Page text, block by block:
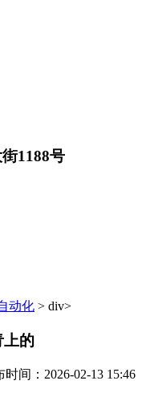
1188号
动化 > div>
上的
时间：2026-02-13 15:46